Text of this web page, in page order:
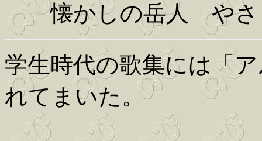
懐かしの岳人 やさ
学生時代の歌集には「
れてまいた。